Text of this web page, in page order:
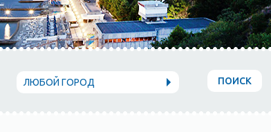
ЛЮБОЙ ГОРОД ПОИСК